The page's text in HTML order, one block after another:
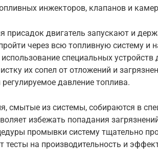
инжекторов, клапанов и
присадок двигатель запускают и
через всю топливную систему и
специальных устройств
их сопел от отложений и
давление топлива.
смытые из системы, собираются в
избежать попадания
промывки систему тщательно
на производительность и